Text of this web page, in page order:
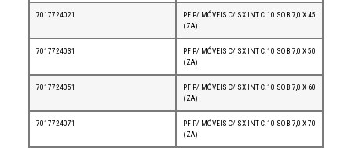
7017724021
PF P/ MÓVEIS C/ SX INT C.10 SOB 7,0 X 45
(ZA)
7017724031
PF P/ MÓVEIS C/ SX INT C.10 SOB 7,0 X 50
(ZA)
7017724051
PF P/ MÓVEIS C/ SX INT C.10 SOB 7,0 X 60
(ZA)
7017724071
PF P/ MÓVEIS C/ SX INT C.10 SOB 7,0 X 70
(ZA)